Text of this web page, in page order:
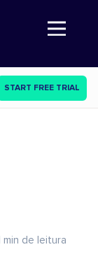
Abre a navegação
START FREE TRIAL
min de leitura